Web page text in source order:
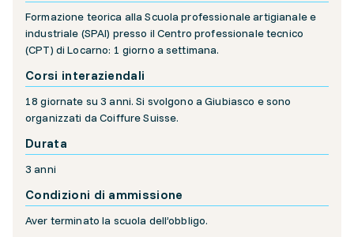
Formazione teorica alla Scuola professionale artigianale e
industriale (SPAI) presso il Centro professionale tecnico
(CPT) di Locarno: 1 giorno a settimana.
Corsi interaziendali
18 giornate su 3 anni. Si svolgono a Giubiasco e sono
organizzati da Coiffure Suisse.
Durata
3 anni
Condizioni di ammissione
Aver terminato la scuola dell’obbligo.